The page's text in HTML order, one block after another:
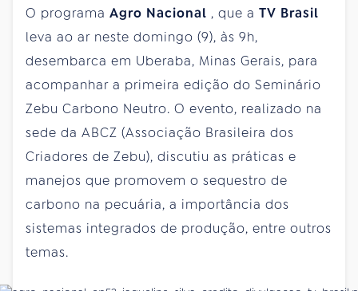
O programa Agro Nacional , que a TV Brasil
leva ao ar neste domingo (9), às 9h,
desembarca em Uberaba, Minas Gerais, para
acompanhar a primeira edição do Seminário
Zebu Carbono Neutro. O evento, realizado na
sede da ABCZ (Associação Brasileira dos
Criadores de Zebu), discutiu as práticas e
manejos que promovem o sequestro de
carbono na pecuária, a importância dos
sistemas integrados de produção, entre outros
temas.